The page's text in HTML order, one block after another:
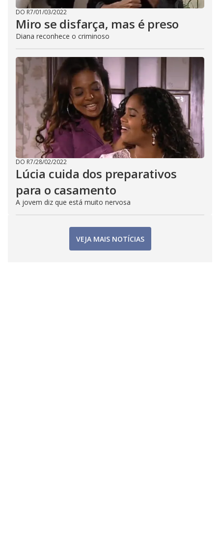
DO R7/01/03/2022
Miro se disfarça, mas é preso
Diana reconhece o criminoso
DO R7/28/02/2022
Lúcia cuida dos preparativos
para o casamento
A jovem diz que está muito nervosa
VEJA MAIS NOTÍCIAS